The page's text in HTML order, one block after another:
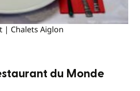
| Chalets Aiglon
du Monde